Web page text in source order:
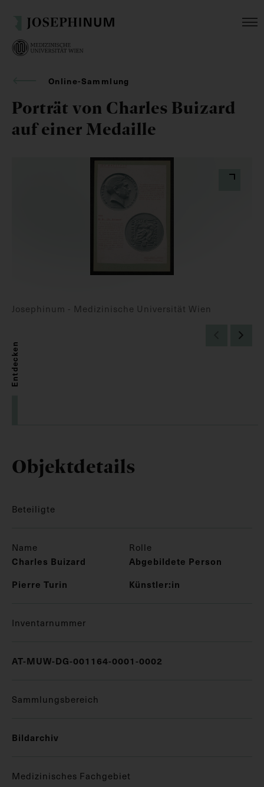
Online-Sammlung
Porträt von Charles Buizard
auf einer Medaille
Josephinum - Medizinische Universität Wien
Entdecken
Objektdetails
Beteiligte
Name Rolle
Charles Buizard
Abgebildete Person
Pierre Turin
Künstler:in
Inventarnummer
AT-MUW-DG-001164-0001-0002
Sammlungsbereich
Bildarchiv
Medizinisches Fachgebiet